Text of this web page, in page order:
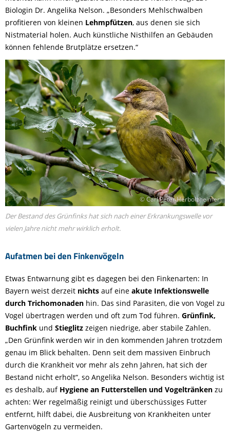
Biologin Dr. Angelika Nelson. „Besonders Mehlschwalben
profitieren von kleinen Lehmpfützen, aus denen sie sich
Nistmaterial holen. Auch künstliche Nisthilfen an Gebäuden
können fehlende Brutplätze ersetzen.“
© Carl Peter Herbolzheimer
Der Bestand des Grünfinks hat sich nach einer Erkrankungswelle vor
vielen Jahre nicht mehr wirklich erholt.
Aufatmen bei den Finkenvögeln
Etwas Entwarnung gibt es dagegen bei den Finkenarten: In
Bayern weist derzeit nichts auf eine akute Infektionswelle
durch Trichomonaden hin. Das sind Parasiten, die von Vogel zu
Vogel übertragen werden und oft zum Tod führen. Grünfink,
Buchfink und Stieglitz zeigen niedrige, aber stabile Zahlen.
„Den Grünfink werden wir in den kommenden Jahren trotzdem
genau im Blick behalten. Denn seit dem massiven Einbruch
durch die Krankheit vor mehr als zehn Jahren, hat sich der
Bestand nicht erholt“, so Angelika Nelson. Besonders wichtig ist
es deshalb, aufHygiene an Futterstellen und Vogeltränken zu
achten: Wer regelmäßig reinigt und überschüssiges Futter
entfernt, hilft dabei, die Ausbreitung von Krankheiten unter
Gartenvögeln zu vermeiden.